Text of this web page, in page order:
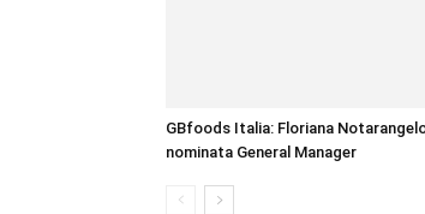
GBfoods Italia: Floriana
nominata General Manager